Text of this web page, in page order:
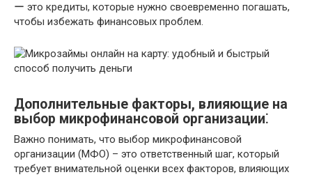
ー это кредиты, которые нужно своевременно погашать,
чтобы избежать финансовых проблем.
Дополнительные факторы, влияющие на
выбор микрофинансовой организации⁚
Важно понимать, что выбор микрофинансовой
организации (МФО) – это ответственный шаг, который
требует внимательной оценки всех факторов, влияющих